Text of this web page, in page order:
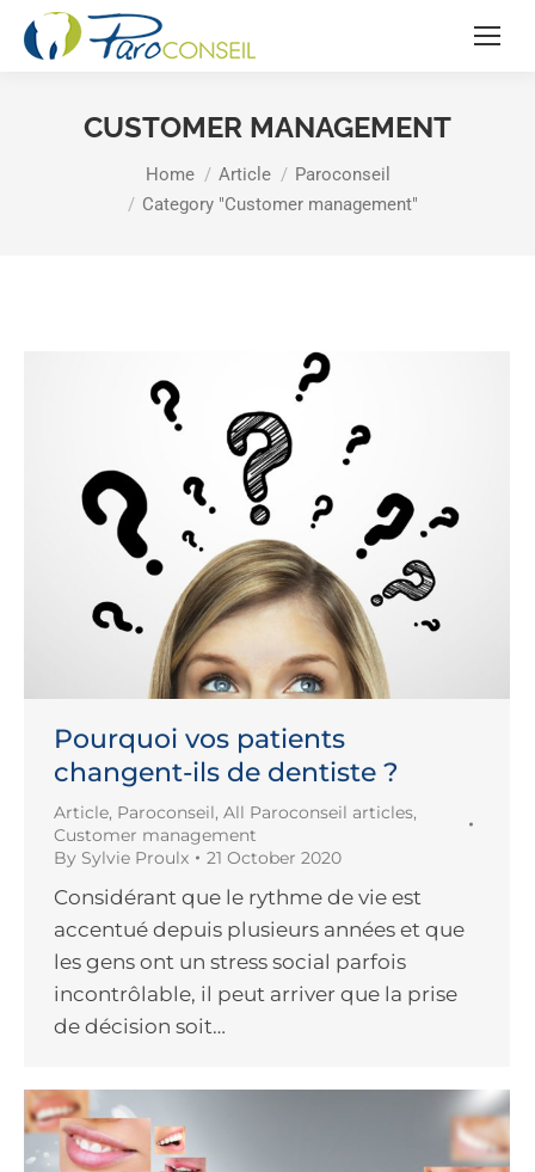
CUSTOMER MANAGEMENT
You are here:Home Article
Paroconseil
Category "Customer management"
Pourquoi vos patients
changent-ils de dentiste ?
Article, Paroconseil, All Paroconseil articles,
Customer management
By Sylvie Proulx 21 October 2020
Considérant que le rythme de vie est
accentué depuis plusieurs années et que
les gens ont un stress social parfois
incontrôlable, il peut arriver que la prise
de décision soit…